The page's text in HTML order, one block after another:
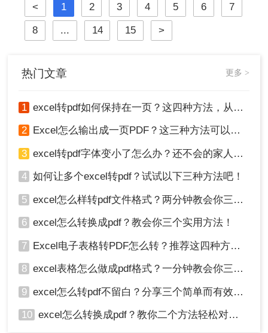
excel呢？方法当然是有的，下面一起
来看看pdf转excel怎么转​吧。pdf转
excel表格其实很简单的。
< 1 2 3 4 5 6 7
8 ... 14 15 >
热门文章 更多 >
1 excel转pdf如何保持在一页？这四种方法，从此再也不用分页困扰你！
2 Excel怎么输出成一页PDF？这三种方法可以解决！
3 excel转pdf字体变小了怎么办？还不会的家人们快进来看
4 如何让多个excel转pdf？试试以下三种方法吧！
5 excel怎么样转pdf文件格式？两分钟教会你三种方法
6 excel怎么转换成pdf？教会你三个实用方法！
7 Excel电子表格转PDF怎么转？推荐这四种方法给大家！
8 excel表格怎么做成pdf格式？一分钟教会你三个方法！
9 excel怎么转pdf不留白？分享三个简单而有效的方法！
10 excel怎么转换成pdf？教你二个方法轻松对应！